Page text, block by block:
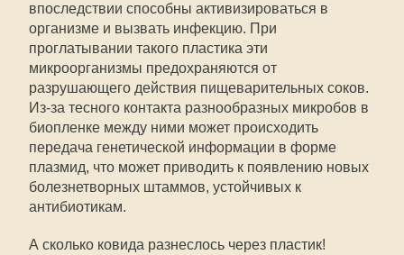
впоследствии способны активизироваться в
организме и вызвать инфекцию. При
проглатывании такого пластика эти
микроорганизмы предохраняются от
разрушающего действия пищеварительных соков.
Из-за тесного контакта разнообразных микробов в
биопленке между ними может происходить
передача генетической информации в форме
плазмид, что может приводить к появлению новых
болезнетворных штаммов, устойчивых к
антибиотикам.
А сколько ковида разнеслось через пластик!